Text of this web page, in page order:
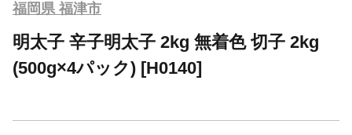
福岡県 福津市
明太子 辛子明太子 2kg 無着色 切子 2kg
(500g×4パック) [H0140]